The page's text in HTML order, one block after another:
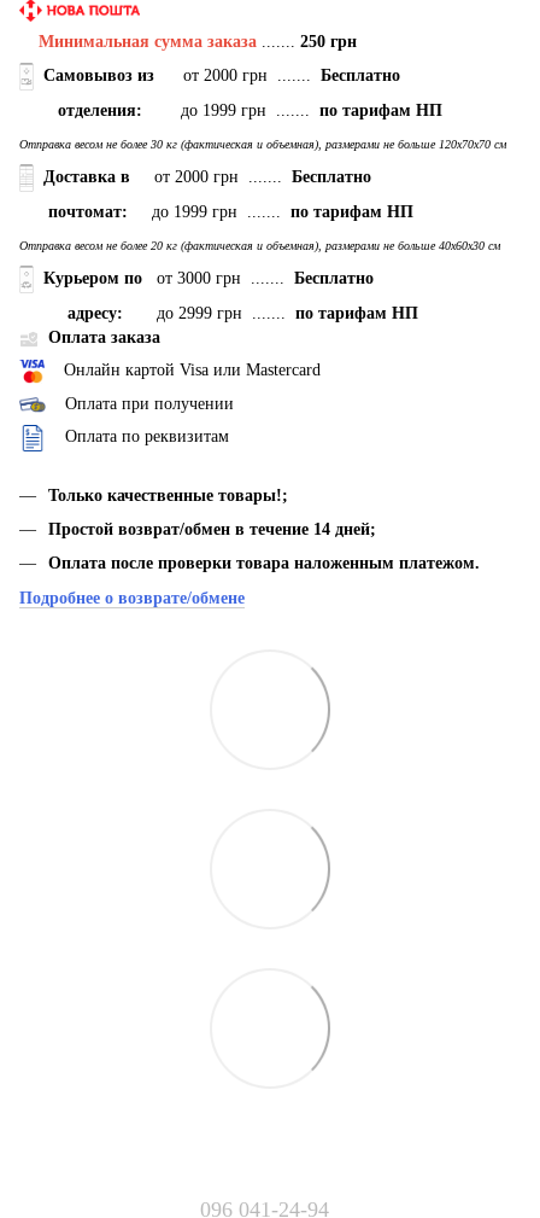
Минимальная сумма заказа ....... 250 грн
Самовывоз из от 2000 грн ....... Бесплатно
отделения: до 1999 грн ....... по тарифам НП
Отправка весом не более 30 кг (фактическая и объемная), размерами не больше 120х70х70 см
Доставка в от 2000 грн ....... Бесплатно
почтомат: до 1999 грн ....... по тарифам НП
Отправка весом не более 20 кг (фактическая и объемная), размерами не больше 40х60х30 см
Курьером по от 3000 грн ....... Бесплатно
адресу: до 2999 грн ....... по тарифам НП
Оплата заказа
Онлайн картой Visa или Mastercard
Оплата при получении
Оплата по реквизитам
Только качественные товары!;
Простой возврат/обмен в течение 14 дней;
Оплата после проверки товара наложенным платежом.
Подробнее о возврате/обмене
096 041-24-94